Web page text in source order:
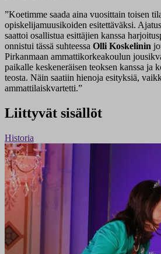
”Koetimme saada aina vuosittain toisen
opiskelijamuusikoiden esitettäväksi.
saattoi osallistua esittäjien kanssa
onnistui tässä suhteessa Olli Koskelinin
Pirkanmaan ammattikorkeakoulun
paikalle keskeneräisen teoksen kanssa ja
teosta. Näin saatiin hienoja esityksiä,
ammattilaiskvartetti.”
Liittyvät sisällöt
Historia